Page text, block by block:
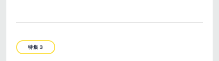
特集３